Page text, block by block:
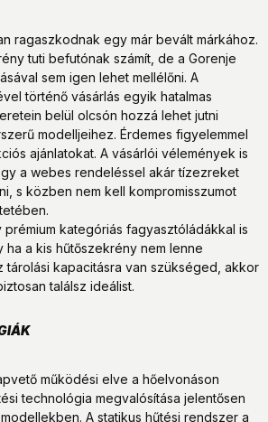
ragaszkodnak egy már bevált márkához.
tuti befutónak számít, de a Gorenje
sem igen lehet mellélőni. A
történő vásárlás egyik hatalmas
belül olcsón hozzá lehet jutni
modelljeihez. Érdemes figyelemmel
ajánlatokat. A vásárlói vélemények is
a webes rendeléssel akár tízezreket
s közben nem kell kompromisszumot
kategóriás fagyasztóládákkal is
a kis hűtőszekrény nem lenne
tárolási kapacitásra van szükséged, akkor
találsz ideálist.
működési elve a hőelvonáson
technológia megvalósítása jelentősen
A statikus hűtési rendszer a